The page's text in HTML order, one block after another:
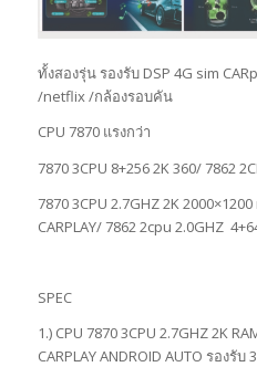
ทั้งสองรุ่น รองรับ DSP 4G sim
/netflix /กล้องรอบคัน
CPU 7870 แรงกว่า
7870 3CPU 8+256 2K 360/ 7862
7870 3CPU 2.7GHZ 2K
CARPLAY/ 7862 2cpu 2.0GHZ
SPEC
1.) CPU 7870 3CPU 2.7GHZ 2K
CARPLAY ANDROID AUTO รองรับ